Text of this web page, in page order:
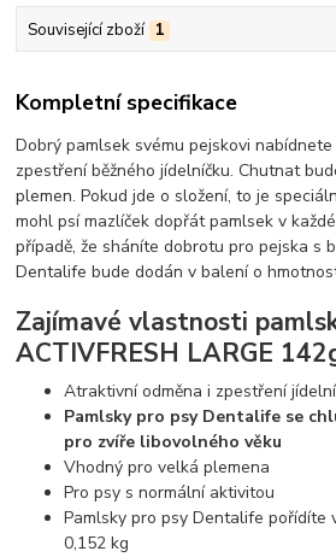
Související zboží 1
Kompletní specifikace
Dobrý pamlsek svému pejskovi
zpestření běžného jídelníčku. Chutnat
plemen. Pokud jde o složení, to je
mohl psí mazlíček dopřát pamlsek v
případě, že sháníte dobrotu pro pejska s
Dentalife bude dodán v balení o
Zajímavé vlastnosti
ACTIVFRESH LARGE
Atraktivní odměna i zpestření
Pamlsky pro psy Dentalife se
pro zvíře libovolného věku
Vhodný pro velká plemena
Pro psy s normální aktivitou
Pamlsky pro psy Dentalife pořídíte
0,152 kg